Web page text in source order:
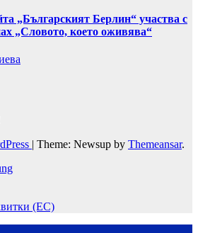
„Българският Берлин“ участва с
„Словото, което оживява“
| Theme: Newsup by Themeansar.
(ЕС)